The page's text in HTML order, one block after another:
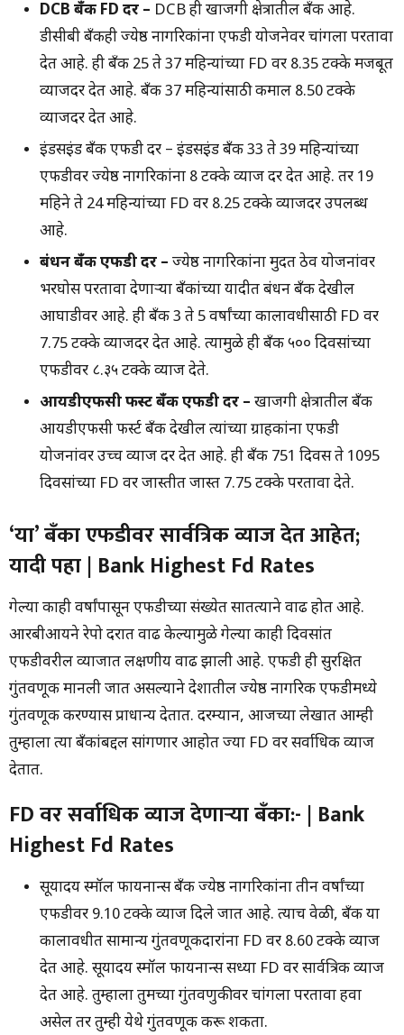
DCB बँक FD दर – DCB ही खाजगी क्षेत्रातील बँक आहे.
डीसीबी बँकही ज्येष्ठ नागरिकांना एफडी योजनेवर चांगला परतावा
देत आहे. ही बँक 25 ते 37 महिन्यांच्या FD वर 8.35 टक्के मजबूत
व्याजदर देत आहे. बँक 37 महिन्यांसाठी कमाल 8.50 टक्के
व्याजदर देत आहे.
इंडसइंड बँक एफडी दर – इंडसइंड बँक 33 ते 39 महिन्यांच्या
एफडीवर ज्येष्ठ नागरिकांना 8 टक्के व्याज दर देत आहे. तर 19
महिने ते 24 महिन्यांच्या FD वर 8.25 टक्के व्याजदर उपलब्ध
आहे.
बंधन बँक एफडी दर – ज्येष्ठ नागरिकांना मुदत ठेव योजनांवर
भरघोस परतावा देणार्‍या बँकांच्या यादीत बंधन बँक देखील
आघाडीवर आहे. ही बँक 3 ते 5 वर्षांच्या कालावधीसाठी FD वर
7.75 टक्के व्याजदर देत आहे. त्यामुळे ही बँक ५०० दिवसांच्या
एफडीवर ८.३५ टक्के व्याज देते.
आयडीएफसी फर्स्ट बँक एफडी दर – खाजगी क्षेत्रातील बँक
आयडीएफसी फर्स्ट बँक देखील त्यांच्या ग्राहकांना एफडी
योजनांवर उच्च व्याज दर देत आहे. ही बँक 751 दिवस ते 1095
दिवसांच्या FD वर जास्तीत जास्त 7.75 टक्के परतावा देते.
‘या’ बँका एफडीवर सार्वत्रिक व्याज देत आहेत;
यादी पहा | Bank Highest Fd Rates
गेल्या काही वर्षांपासून एफडीच्या संख्येत सातत्याने वाढ होत आहे.
आरबीआयने रेपो दरात वाढ केल्यामुळे गेल्या काही दिवसांत
एफडीवरील व्याजात लक्षणीय वाढ झाली आहे. एफडी ही सुरक्षित
गुंतवणूक मानली जात असल्याने देशातील ज्येष्ठ नागरिक एफडीमध्ये
गुंतवणूक करण्यास प्राधान्य देतात. दरम्यान, आजच्या लेखात आम्ही
तुम्हाला त्या बँकांबद्दल सांगणार आहोत ज्या FD वर सर्वाधिक व्याज
देतात.
FD वर सर्वाधिक व्याज देणार्‍या बँका:- | Bank
Highest Fd Rates
सूर्योदय स्मॉल फायनान्स बँक ज्येष्ठ नागरिकांना तीन वर्षांच्या
एफडीवर 9.10 टक्के व्याज दिले जात आहे. त्याच वेळी, बँक या
कालावधीत सामान्य गुंतवणूकदारांना FD वर 8.60 टक्के व्याज
देत आहे. सूर्योदय स्मॉल फायनान्स सध्या FD वर सार्वत्रिक व्याज
देत आहे. तुम्हाला तुमच्या गुंतवणुकीवर चांगला परतावा हवा
असेल तर तुम्ही येथे गुंतवणूक करू शकता.